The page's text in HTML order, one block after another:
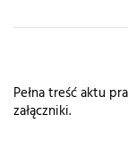
Pełna treść aktu
załączniki.